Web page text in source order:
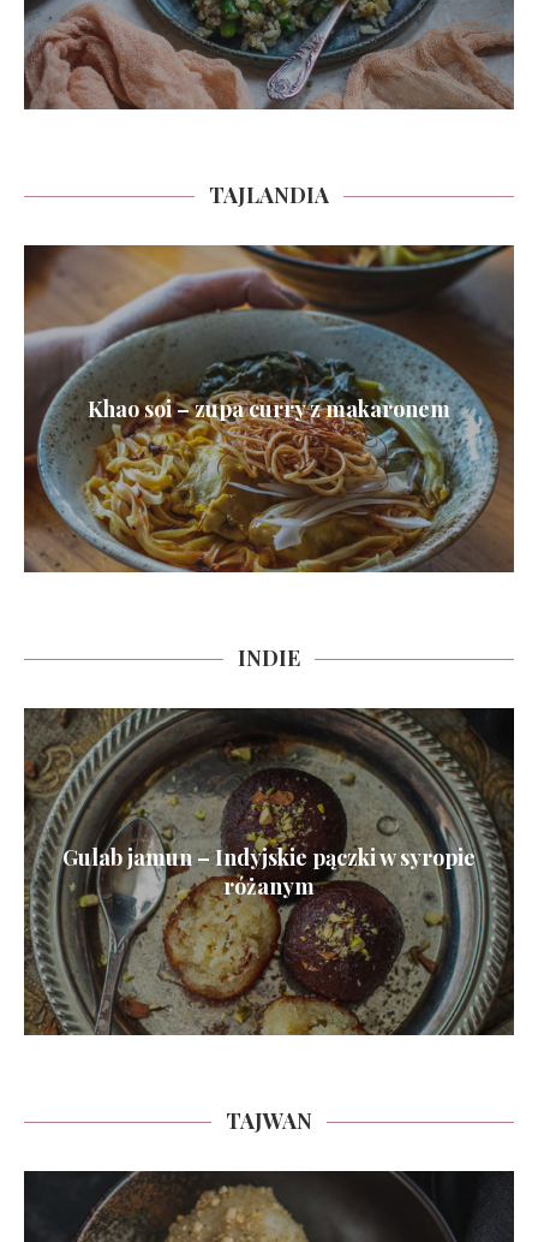
TAJLANDIA
Khao soi – zupa curry z makaronem
INDIE
Gulab jamun – Indyjskie pączki w syropie
różanym
TAJWAN